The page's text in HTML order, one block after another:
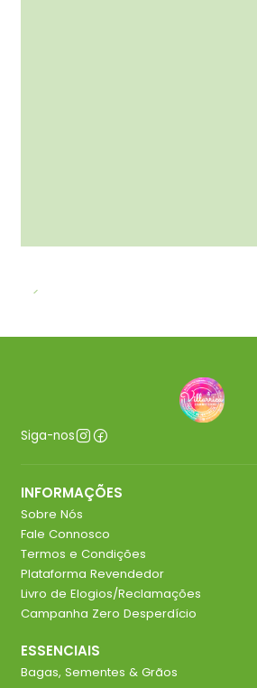
Siga-nos
INFORMAÇÕES
Sobre Nós
Fale Connosco
Termos e Condições
Plataforma Revendedor
Livro de Elogios/Reclamações
Campanha Zero Desperdício
ESSENCIAIS
Bagas, Sementes & Grãos